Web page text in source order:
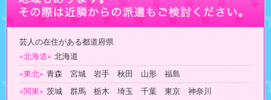
芸人の在住がある都道府県
«北海道» 北海道
«東北» 青森 宮城 岩手 秋田 山形 福島
«関東» 茨城 群馬 栃木 埼玉 千葉 東京 神奈川